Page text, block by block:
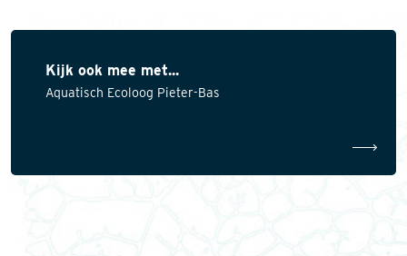
Kijk ook mee met...
Aquatisch Ecoloog Pieter-Bas